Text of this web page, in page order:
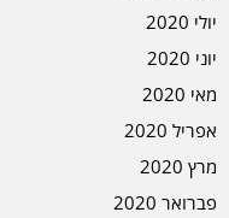
יולי 2020
יוני 2020
מאי 2020
אפריל 2020
מרץ 2020
פברואר 2020